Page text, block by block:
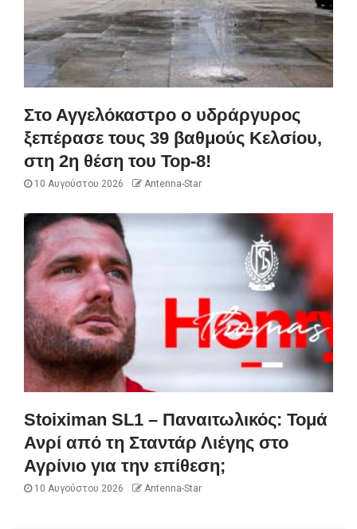
Στο Αγγελόκαστρο ο υδράργυρος
ξεπέρασε τους 39 βαθμούς Κελσίου,
στη 2η θέση του Top-8!
10 Αυγούστου 2026 Antenna-Star
Stoiximan SL1 – Παναιτωλικός: Τομά
Ανρί από τη Σταντάρ Λιέγης στο
Αγρίνιο για την επίθεση;
10 Αυγούστου 2026 Antenna-Star